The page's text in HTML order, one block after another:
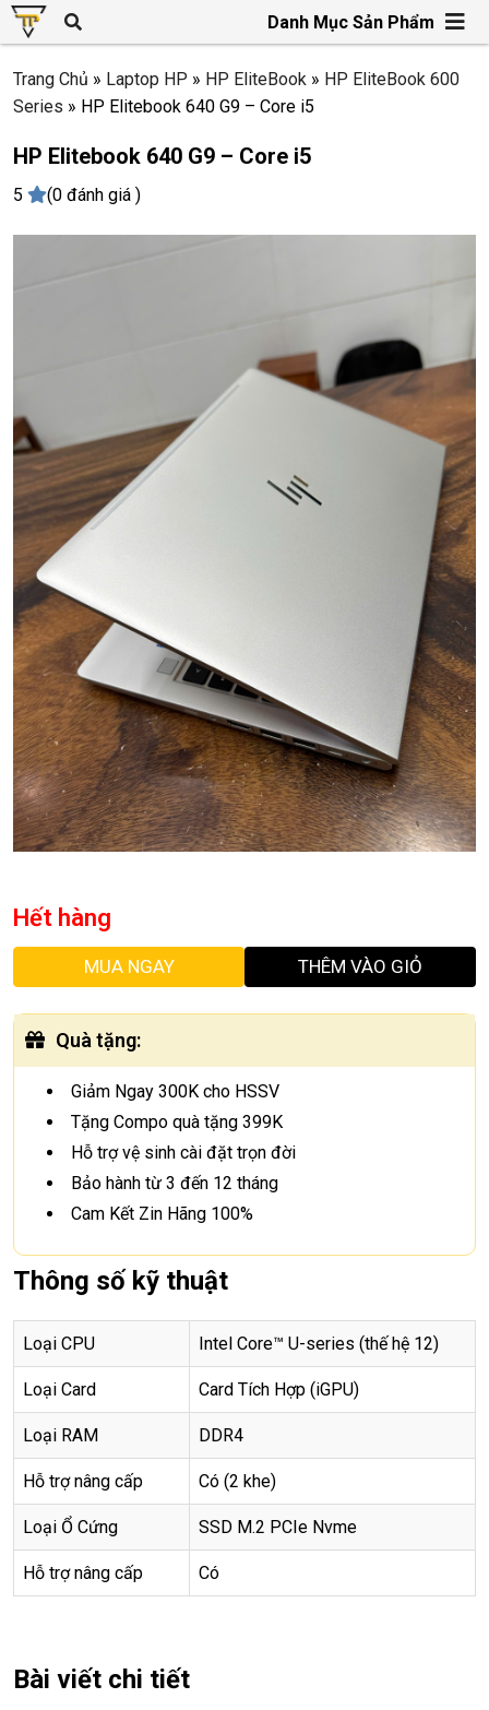
Danh Mục Sản Phẩm
Trang Chủ » Laptop HP » HP EliteBook » HP EliteBook 600
Series » HP Elitebook 640 G9 – Core i5
HP Elitebook 640 G9 – Core i5
5 (0 đánh giá )
Hết hàng
MUA NGAY THÊM VÀO GIỎ
Quà tặng:
Giảm Ngay 300K cho HSSV
Tặng Compo quà tặng 399K
Hỗ trợ vệ sinh cài đặt trọn đời
Bảo hành từ 3 đến 12 tháng
Cam Kết Zin Hãng 100%
Thông số kỹ thuật
Loại CPU Intel Core™ U-series (thế hệ 12)
Loại Card Card Tích Hợp (iGPU)
Loại RAM DDR4
Hỗ trợ nâng cấp Có (2 khe)
Loại Ổ Cứng SSD M.2 PCIe Nvme
Hỗ trợ nâng cấp Có
Bài viết chi tiết